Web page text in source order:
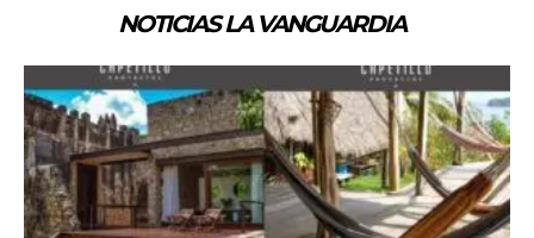
NOTICIAS LA VANGUARDIA